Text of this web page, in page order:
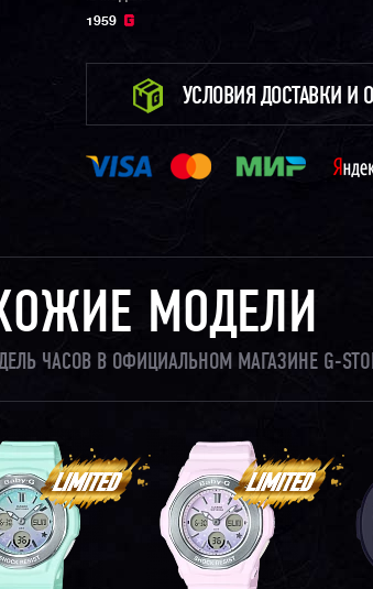
1959
УСЛОВИЯ ДОСТАВКИ И
МОДЕЛИ
ЧАСОВ В ОФИЦИАЛЬНОМ МАГАЗИНЕ G-